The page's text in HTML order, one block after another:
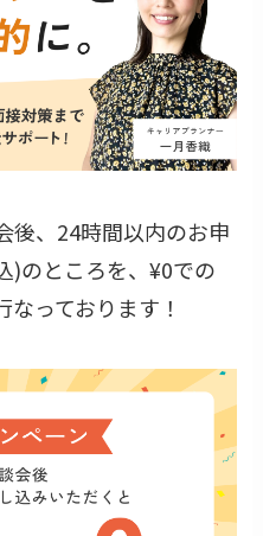
後、24時間以内のお申
)のところを、¥0での
っております！